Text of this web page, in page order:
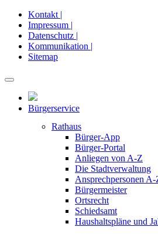
Kontakt |
Impressum |
Datenschutz |
Kommunikation |
Sitemap
Bürgerservice
Rathaus
Bürger-App
Bürger-Portal
Anliegen von A-Z
Die Stadtverwaltung
Ansprechpersonen A-
Bürgermeister
Ortsrecht
Schiedsamt
Haushaltspläne und